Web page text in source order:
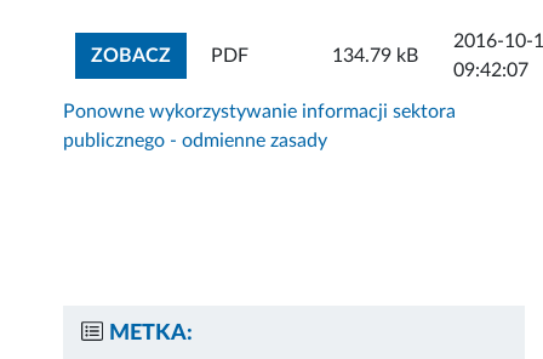
ZOBACZZOBACZ ZAŁĄCZNIK
PDF 134.79 kB
2016-10-
09:42:07
Ponowne wykorzystywanie informacji sektora
publicznego - odmienne zasady
METKA: